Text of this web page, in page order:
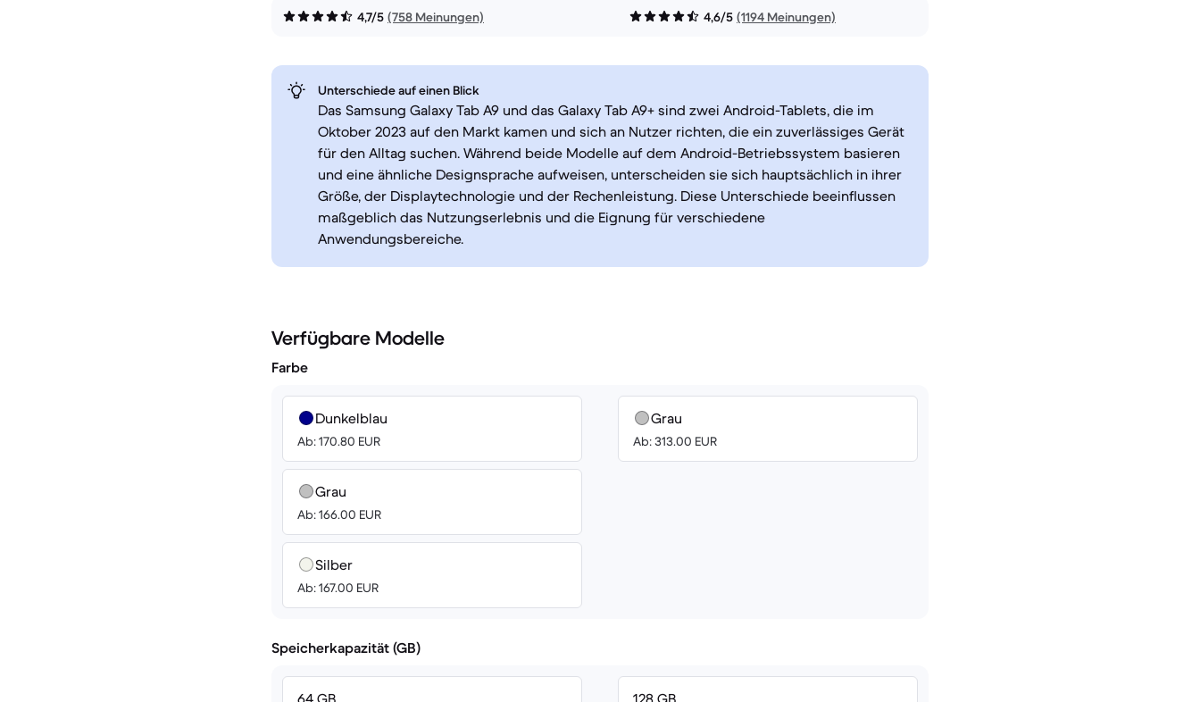
4,7/5 (758 Meinungen) 4,6/5 (1194 Meinungen)
Unterschiede auf einen Blick
Das Samsung Galaxy Tab A9 und das Galaxy Tab A9+ sind zwei Android-Tablets, die im
Oktober 2023 auf den Markt kamen und sich an Nutzer richten, die ein zuverlässiges Gerät
für den Alltag suchen. Während beide Modelle auf dem Android-Betriebssystem basieren
und eine ähnliche Designsprache aufweisen, unterscheiden sie sich hauptsächlich in ihrer
Größe, der Displaytechnologie und der Rechenleistung. Diese Unterschiede beeinflussen
maßgeblich das Nutzungserlebnis und die Eignung für verschiedene
Anwendungsbereiche.
Verfügbare Modelle
Farbe
Dunkelblau
Ab: 170.80 EUR
Grau
Ab: 166.00 EUR
Silber
Ab: 167.00 EUR
Grau
Ab: 313.00 EUR
Speicherkapazität (GB)
64 GB 128 GB